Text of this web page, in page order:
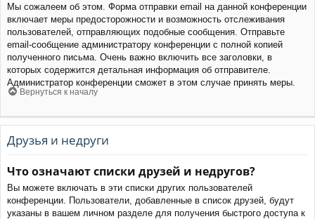
Мы сожалеем об этом. Форма отправки email на данной конференции
включает меры предосторожности и возможность отслеживания
пользователей, отправляющих подобные сообщения. Отправьте
email-сообщение администратору конференции с полной копией
полученного письма. Очень важно включить все заголовки, в
которых содержится детальная информация об отправителе.
Администратор конференции сможет в этом случае принять меры.
Вернуться к началу
Друзья и недруги
Что означают списки друзей и недругов?
Вы можете включать в эти списки других пользователей
конференции. Пользователи, добавленные в список друзей, будут
указаны в вашем личном разделе для получения быстрого доступа к